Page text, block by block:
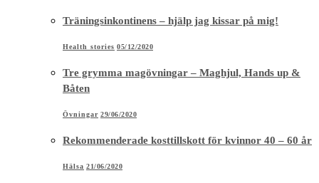
Träningsinkontinens – hjälp jag kissar på mig!
Health stories 05/12/2020
Tre grymma magövningar – Maghjul, Hands up &
Båten
Övningar 29/06/2020
Rekommenderade kosttillskott för kvinnor 40 – 60 år
Hälsa 21/06/2020